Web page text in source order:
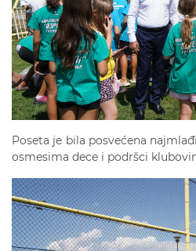
Poseta je bila posvećena
osmesima dece i podršci